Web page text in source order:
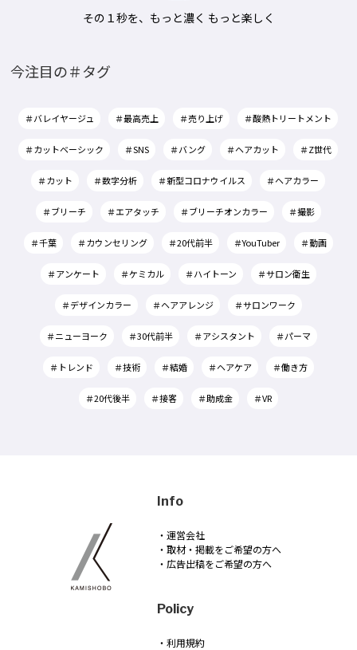
その１秒を、もっと濃く もっと楽しく
今注目の＃タグ
＃バレイヤージュ ＃最高売上 ＃売り上げ ＃酸熱トリートメント
＃カットベーシック ＃SNS ＃バング ＃ヘアカット ＃Z世代
＃カット ＃数字分析 ＃新型コロナウイルス ＃ヘアカラー
＃ブリーチ ＃エアタッチ ＃ブリーチオンカラー ＃撮影
＃千葉 ＃カウンセリング ＃20代前半 ＃YouTuber ＃動画
＃アンケート ＃ケミカル ＃ハイトーン ＃サロン衛生
＃デザインカラー ＃ヘアアレンジ ＃サロンワーク
＃ニューヨーク ＃30代前半 ＃アシスタント ＃パーマ
＃トレンド ＃技術 ＃結婚 ＃ヘアケア ＃働き方
＃20代後半 ＃接客 ＃助成金 ＃VR
Info
・運営会社
・取材・掲載をご希望の方へ
・広告出稿をご希望の方へ
Policy
・利用規約